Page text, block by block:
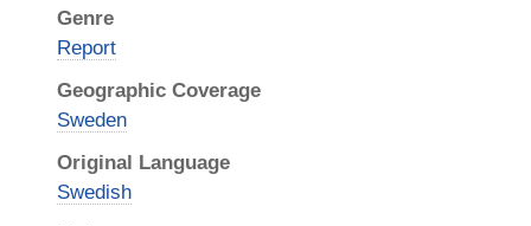
Genre
Report
Geographic Coverage
Sweden
Original Language
Swedish